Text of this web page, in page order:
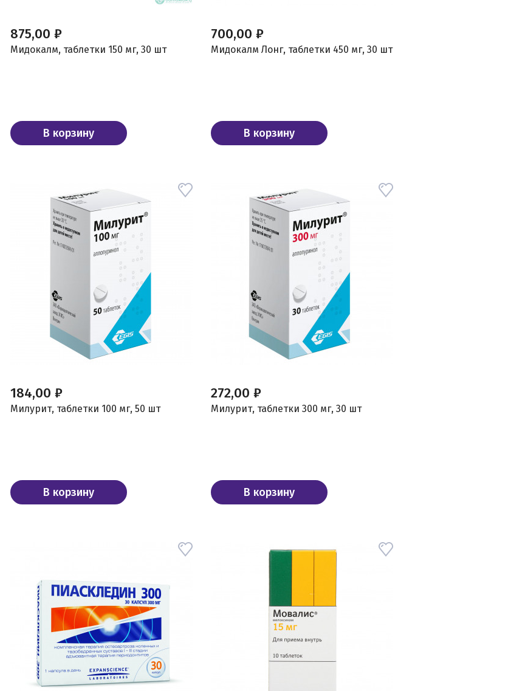
875,00 ₽
Мидокалм, таблетки 150 мг, 30 шт
В корзину
700,00 ₽
Мидокалм Лонг, таблетки 450 мг, 30 шт
В корзину
184,00 ₽
Милурит, таблетки 100 мг, 50 шт
В корзину
272,00 ₽
Милурит, таблетки 300 мг, 30 шт
В корзину